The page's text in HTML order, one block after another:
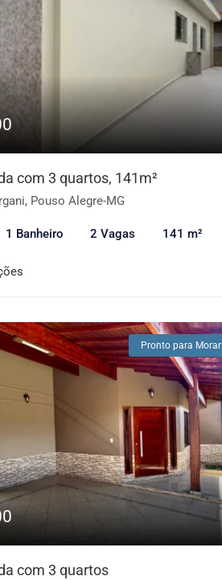
com 3 quartos, 141m²
Pouso Alegre-MG
1 Banheiro 2 Vagas 141 m²
Pronto para Morar
com 3 quartos